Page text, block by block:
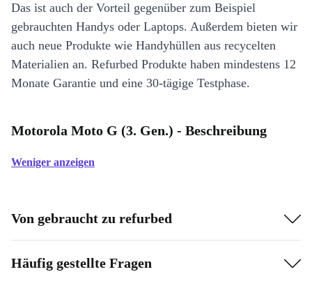
Das ist auch der Vorteil gegenüber zum Beispiel
gebrauchten Handys oder Laptops. Außerdem bieten wir
auch neue Produkte wie Handyhüllen aus recycelten
Materialien an. Refurbed Produkte haben mindestens 12
Monate Garantie und eine 30-tägige Testphase.
Motorola Moto G (3. Gen.) - Beschreibung
Weniger anzeigen
Von gebraucht zu refurbed
Häufig gestellte Fragen